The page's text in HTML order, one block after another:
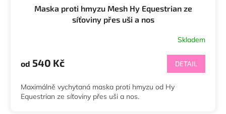
Maska proti hmyzu Mesh Hy Equestrian ze
síťoviny přes uši a nos
produktu
je
z
5
Skladem
od 540 Kč DETAIL
Maximálně vychytaná maska proti hmyzu od Hy
Equestrian ze síťoviny přes uši a nos.